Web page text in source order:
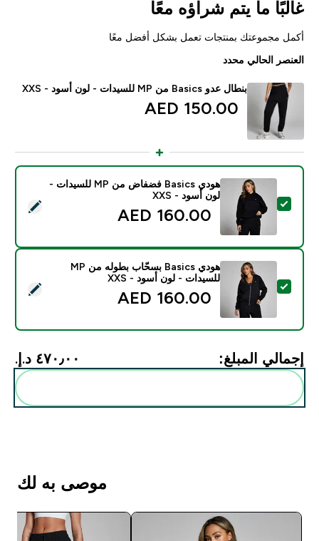
غالبًا ما يتم شراؤه معًا
أكمل مجموعتك بمنتجات تعمل بشكل أفضل معًا
العنصر الحالي محدد
بنطال عدو Basics من MP للسيدات - لون أسود - XXS
150.00 AED‎
تحديد هذا المنتج - هودي Basics فضفاض من MP للسيدات - لون أسود - XXS
هودي Basics فضفاض من MP للسيدات -
لون أسود - XXS
160.00 AED‎
تحديد هذا المنتج - هودي Basics بسحّاب بطوله من MP للسيدات - لون أسود - XXS
هودي Basics بسحّاب بطوله من MP
للسيدات - لون أسود - XXS
160.00 AED‎
إجمالي المبلغ: ٤٧٠٫٠٠ د.إ.‏‎
موصى به لك